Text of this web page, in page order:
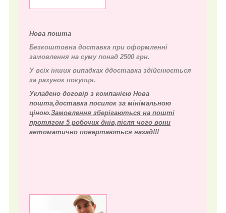
Нова пошта
Безкоштовна доставка при оформленні
замовлення на суму понад 2500 грн.
У всіх інших випадках ддоставка здійснюється
за рахунок покупця.
Укладено договір з компанією Нова
пошта,доставка посилок за мінімальною
ціною.Замовлення зберігаються на пошті
протягом 5 робочих днів,після чого вони
автоматично повертаються назад!!!